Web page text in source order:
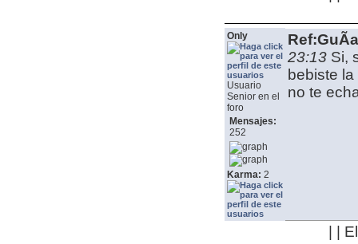
Only
Usuario
Senior en el
foro
Mensajes:
252
Karma: 2
23:13 Si,
bebiste
no te
| |